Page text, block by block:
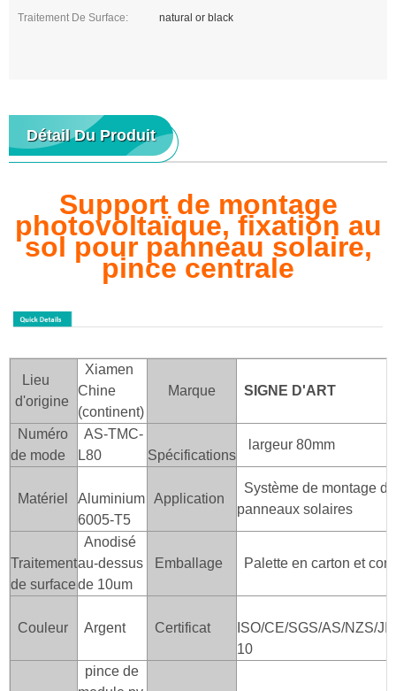
Traitement De Surface: natural or black
Détail Du Produit
Support de montage
photovoltaïque, fixation au
sol pour panneau solaire,
pince centrale
Lieu
d'origine
Xiamen
Chine
(continent)
Marque SIGNE D'ART
Numéro
de mode
AS-TMC-
L80
Spécifications
largeur 80mm
Matériel
Aluminium
6005-T5
Application
Système de montage de
panneaux solaires
Traitement
de surface
Anodisé
au-dessus
de 10um
Emballage Palette en carton et
Couleur Argent Certificat
ISO/CE/SGS/AS/NZS/
10
pince de